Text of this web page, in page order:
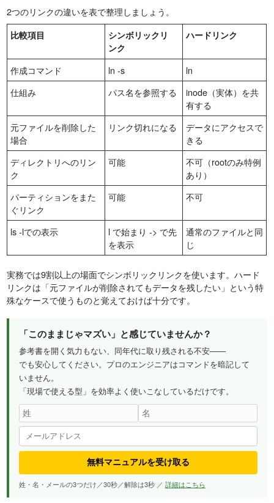
2つのリンクの違いを表で整理しましょう。
比較項目
シンボリックリ
ンク
ハードリンク
作成コマンド ln -s
ln
仕組み
パス名を参照する
inode（実体）を共
有する
元ファイルを削除した
場合
リンク切れになる
データにアクセスで
きる
ディレクトリへのリン
ク
可能
不可（rootのみ特例
あり）
パーティションをまた
ぐリンク
可能 不可
ls -lでの表示
l で始まり -> で先
を表示
通常のファイルと同
じ
実務では9割以上の場面でシンボリックリンクを使います。ハード
リンクは「元ファイルが削除されてもデータを残したい」という特
殊なケースで使うものと覚えておけば十分です。
「このままじゃマズい」と感じていませんか？
参考書を開く気力もない、同年代に取り残される不安——
でも安心してください。プロのエンジニアはコマンドを暗記して
いません。
「現場で使える型」を効率よく使いこなしているだけです。
無料マニュアルを受け取る
姓・名・メールの3つだけ／30秒／解除は3秒 ／詳細はこちら